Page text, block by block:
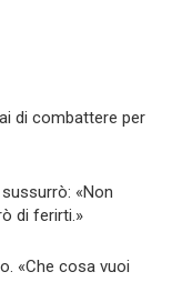
di combattere per
«Non
di ferirti.»
«Che cosa vuoi